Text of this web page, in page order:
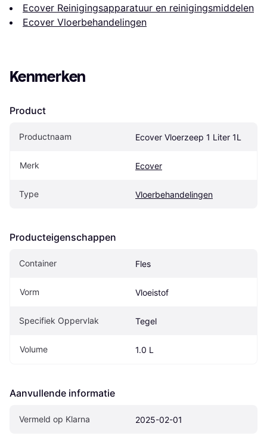
Ecover Reinigingsapparatuur en reinigingsmiddelen
Ecover Vloerbehandelingen
Kenmerken
Product
Productnaam Ecover Vloerzeep 1 Liter 1L
Merk Ecover
Type Vloerbehandelingen
Producteigenschappen
Container Fles
Vorm Vloeistof
Specifiek Oppervlak Tegel
Volume 1.0 L
Aanvullende informatie
Vermeld op Klarna 2025-02-01